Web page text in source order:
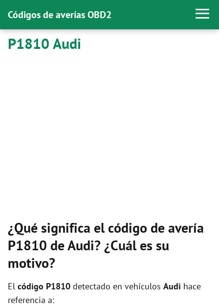
Códigos de averías OBD2
P1810 Audi
¿Qué significa el código de avería
P1810 de Audi? ¿Cuál es su
motivo?
El código P1810 detectado en vehículos Audi hace
referencia a: